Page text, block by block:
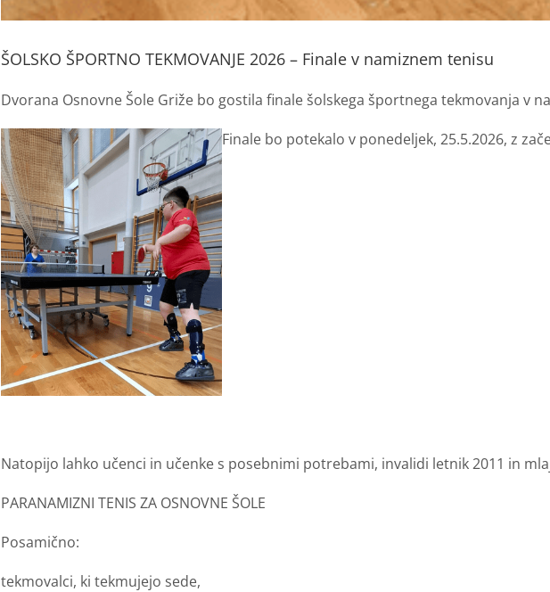
ŠOLSKO ŠPORTNO TEKMOVANJE 2026 – Finale v namiznem tenisu
Dvorana Osnovne Šole Griže bo gostila finale šolskega športnega tekmovanja v
Finale bo potekalo v ponedeljek, 25.5.2026, z
Natopijo lahko učenci in učenke s posebnimi potrebami, invalidi letnik 2011 in
PARANAMIZNI TENIS ZA OSNOVNE ŠOLE
Posamično:
tekmovalci, ki tekmujejo sede,